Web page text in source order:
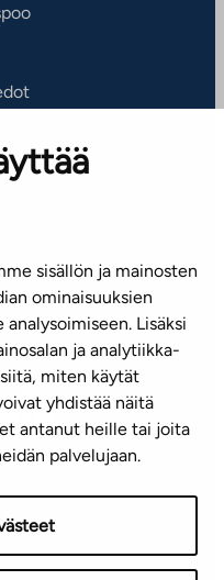
sisällön ja mainosten
ominaisuuksien
Lisäksi
ja analytiikka-
miten käytät
yhdistää näitä
antanut heille tai joita
palvelujaan.
Mediapankki